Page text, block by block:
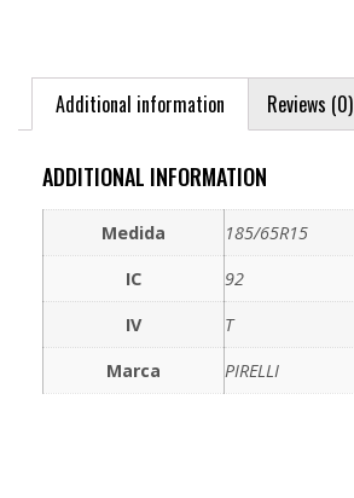
Additional information Reviews (0)
ADDITIONAL INFORMATION
Medida
185/65R15
IC
92
IV
T
Marca
PIRELLI